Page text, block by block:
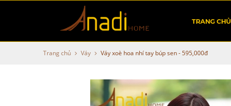
TRANG CHỦ
Trang chủ Váy Váy xoè hoa nhí tay búp sen - 595,000đ